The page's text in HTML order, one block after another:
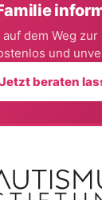
dem Weg
und
Jetzt beraten